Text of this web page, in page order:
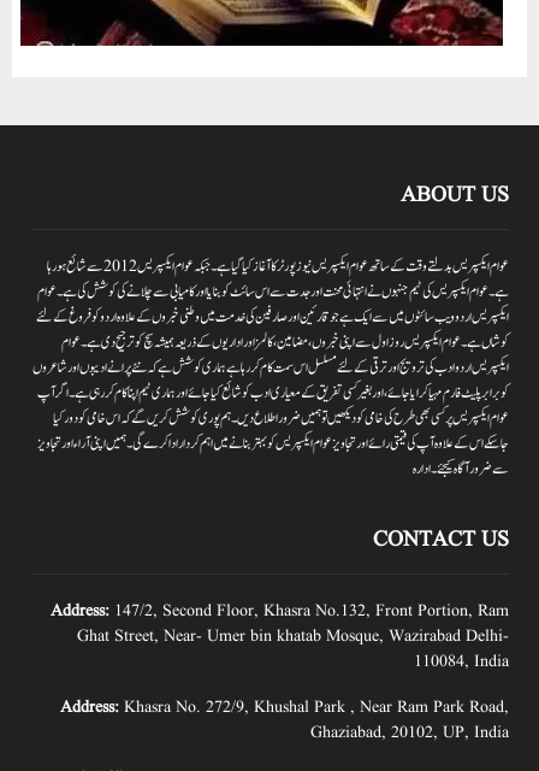
ABOUT US
عوام ایکسپریس بدلتے وقت کے ساتھ عوام ایکسپریس نیوز پورٹر کا آغاز کیا گیا ہے۔جبکہ عوام ایکسپریس 2012سے شائع ہورہا
ہے۔ عوام ایکسپریس کی ٹیم جنہوں نے انتہائی محنت اور جدت سے اس سائٹ کو بنایا اور کامیابی سے چلانے کی کوشش کی ہے۔عوام
ایکسپریس اردو ویب سائٹوں میں سے ایک ہے جو قارئین اور صارفین کی خدمت میں وطنی خبروں کے علاوہ اردو کو فروغ کے لئے
کوشاں ہے۔عوام ایکسپریس روز اول سے اپنی خبروں ،مضامین ،کالمز اور اداریوں کے ذریعہ ہمیشہ سچ کو ترجیح دی ہے۔عوام
ایکسپریس اردو ادب کی ترویج اور ترقی کے لئے مسلسل اس سمت کام کر رہا ہے ہماری کوشش ہے کہ نئے پرانے ادیبوں اور شاعروں
کو برابر پلیٹ فارم مہیا کرایا جائے،اور بغیر کسی تفریق کے معیاری ادب کو شائع کیا جائے اور ہماری ٹیم اپنا کام کر رہی ہے۔اگر آپ
عوام ایکسپریس پر کسی بھی طرح کی خامی کو دیکھیں تو ہمیں ضرور اطلاع دیں۔ہم پوری کوشش کریں گے کہ اس خامی کو دور کیا
جاسکے اس کے علاوہ آپ کی قیمتی رائے اور تجاویز عوام ایکسپریس کو بہتر بنانے میں اہم کردار اداکرے گی۔ہمیں اپنی آراءاور تجاویز
سے ضرور آگاہ کیجئے۔ ادارہ
CONTACT US
Address: 147/2, Second Floor, Khasra No.132, Front Portion, Ram
Ghat Street, Near- Umer bin khatab Mosque, Wazirabad Delhi-
110084, India
Address: Khasra No. 272/9, Khushal Park , Near Ram Park Road,
Ghaziabad, 20102, UP, India